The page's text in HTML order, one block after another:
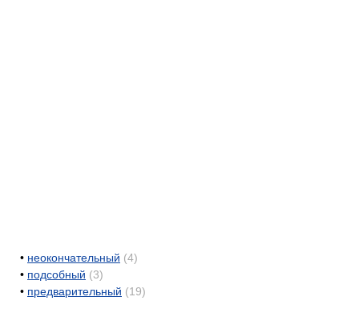
• неокончательный (4)
• подсобный (3)
• предварительный (19)